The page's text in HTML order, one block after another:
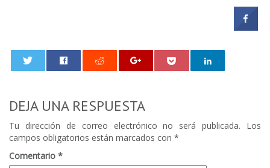
DEJA UNA RESPUESTA
Tu dirección de correo electrónico no será publicada.
Los
campos obligatorios están marcados con *
Comentario *